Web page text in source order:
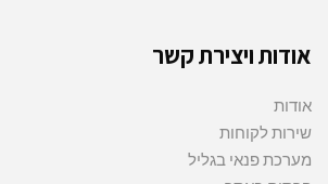
אודות ויצירת קשר
אודות
שירות לקוחות
מערכת פנאי בגליל